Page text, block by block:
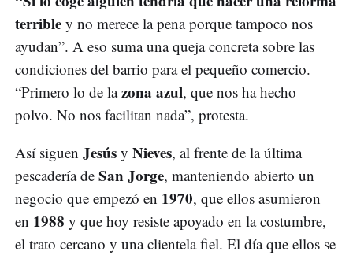
terrible y no merece la pena porque tampoco nos
ayudan”. A eso suma una queja concreta sobre las
condiciones del barrio para el pequeño comercio.
“Primero lo de lazona azul, que nos ha hecho
polvo. No nos facilitan nada”, protesta.
Así siguen Jesús y Nieves, al frente de la última
pescadería de San Jorge, manteniendo abierto un
negocio que empezó en 1970, que ellos asumieron
en 1988 y que hoy resiste apoyado en la costumbre,
el trato cercano y una clientela fiel. El día que ellos se